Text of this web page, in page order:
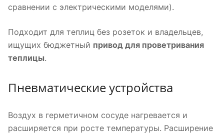
сравнении с электрическими моделями).
Подходит для теплиц без розеток и владельцев,
ищущих бюджетный привод для проветривания
теплицы.
Пневматические устройства
Воздух в герметичном сосуде нагревается и
расширяется при росте температуры. Расширение